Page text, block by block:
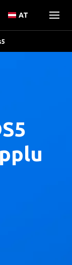
AT